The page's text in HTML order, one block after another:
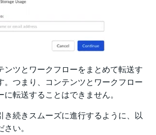
ンツとワークフローをまとめて転送す
。つまり、コンテンツとワークフロー
に転送することはできません。
き続きスムーズに進行するように、以
い。